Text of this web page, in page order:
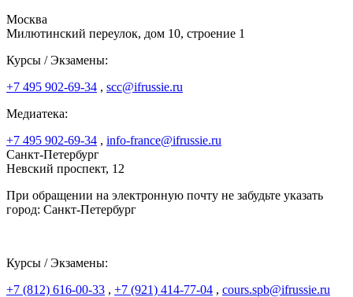
Москва
Милютинский переулок, дом 10, строение 1
Курсы / Экзамены:
+7 495 902-69-34 , scc@ifrussie.ru
Медиатека:
+7 495 902-69-34 , info-france@ifrussie.ru
Санкт-Петербург
Невский проспект, 12
При обращении на электронную почту не забудьте указать
город: Санкт-Петербург
Курсы / Экзамены:
+7 (812) 616-00-33 , +7 (921) 414-77-04 , cours.spb@ifrussie.ru